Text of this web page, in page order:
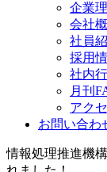
企業
会社
社員
採用
社内
月刊
アク
お問い合わ
情報処理推進機